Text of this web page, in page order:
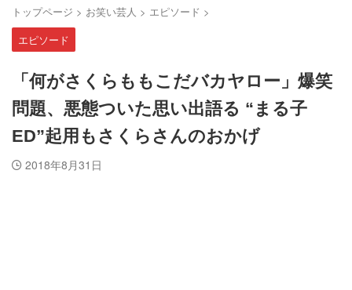
トップページ > お笑い芸人 > エピソード >
エピソード
「何がさくらももこだバカヤロー」爆笑
問題、悪態ついた思い出語る “まる子
ED”起用もさくらさんのおかげ
2018年8月31日